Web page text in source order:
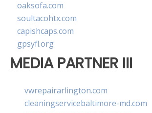
oaksofa.com
soultacohtx.com
capishcaps.com
gpsyfl.org
MEDIA PARTNER III
vwrepairarlington.com
cleaningservicebaltimore-md.com